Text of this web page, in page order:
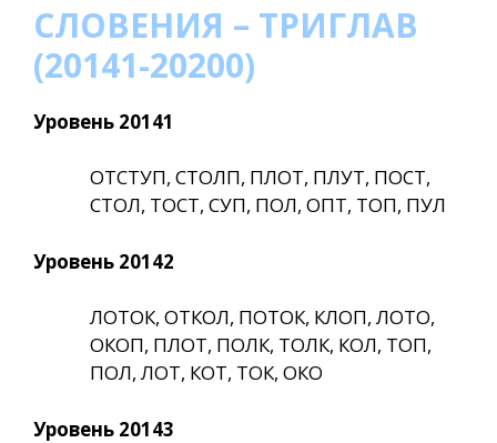
СЛОВЕНИЯ – ТРИГЛАВ
(20141-20200)
Уровень 20141
ОТСТУП, СТОЛП, ПЛОТ, ПЛУТ, ПОСТ,
СТОЛ, ТОСТ, СУП, ПОЛ, ОПТ, ТОП, ПУЛ
Уровень 20142
ЛОТОК, ОТКОЛ, ПОТОК, КЛОП, ЛОТО,
ОКОП, ПЛОТ, ПОЛК, ТОЛК, КОЛ, ТОП,
ПОЛ, ЛОТ, КОТ, ТОК, ОКО
Уровень 20143